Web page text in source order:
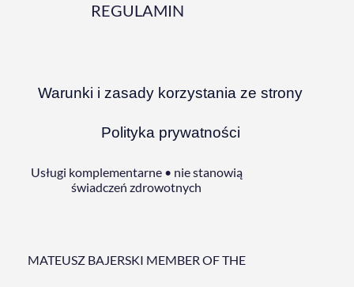
REGULAMIN
Warunki i zasady korzystania ze strony
Polityka prywatności
Usługi komplementarne • nie stanowią
świadczeń zdrowotnych
MATEUSZ BAJERSKI MEMBER OF THE